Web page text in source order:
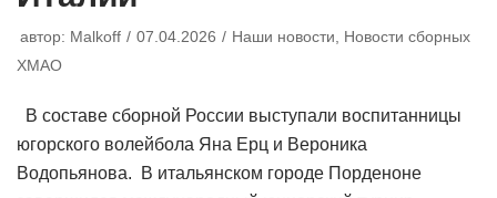
автор: Malkoff 07.04.2026 Наши новости, Новости сборных
ХМАО
В составе сборной России выступали воспитанницы
югорского волейбола Яна Ерц и Вероника
Водопьянова. В итальянском городе Порденоне